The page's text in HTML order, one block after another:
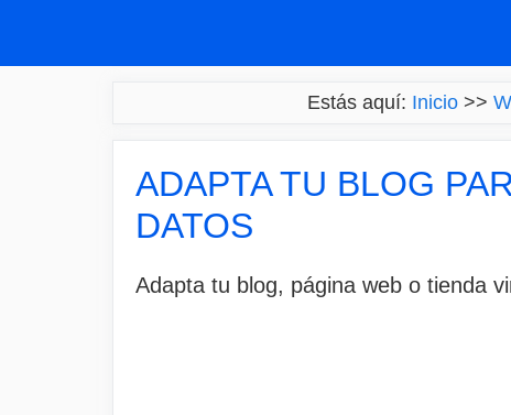
Estás aquí: Inicio >>
ADAPTA TU BLOG
DATOS
Adapta tu blog, página web o tienda